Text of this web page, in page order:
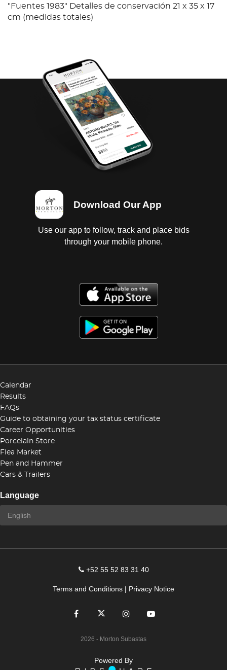
"Fuentes 1983" Detalles de conservación 21 x 35 x 17
cm (medidas totales)
Download Our App
Use our app to follow, track and place bids
through your mobile phone.
Calendar
Results
FAQs
Guide to obtaining your tax status certificate
Career Opportunities
Porcelain Store
Flea Market
Pen and Hammer
Cars & Trailers
Language
+52 55 52 83 31 40
Terms and Conditions | Privacy Notice
2026 - Morton Subastas
Powered By